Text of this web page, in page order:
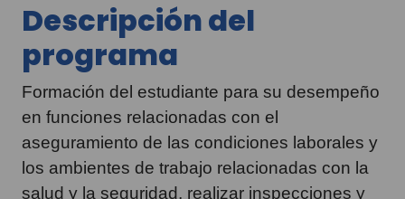
Descripción del
programa
Formación del estudiante para su desempeño
en funciones relacionadas con el
aseguramiento de las condiciones laborales y
los ambientes de trabajo relacionadas con la
salud y la seguridad, realizar inspecciones y